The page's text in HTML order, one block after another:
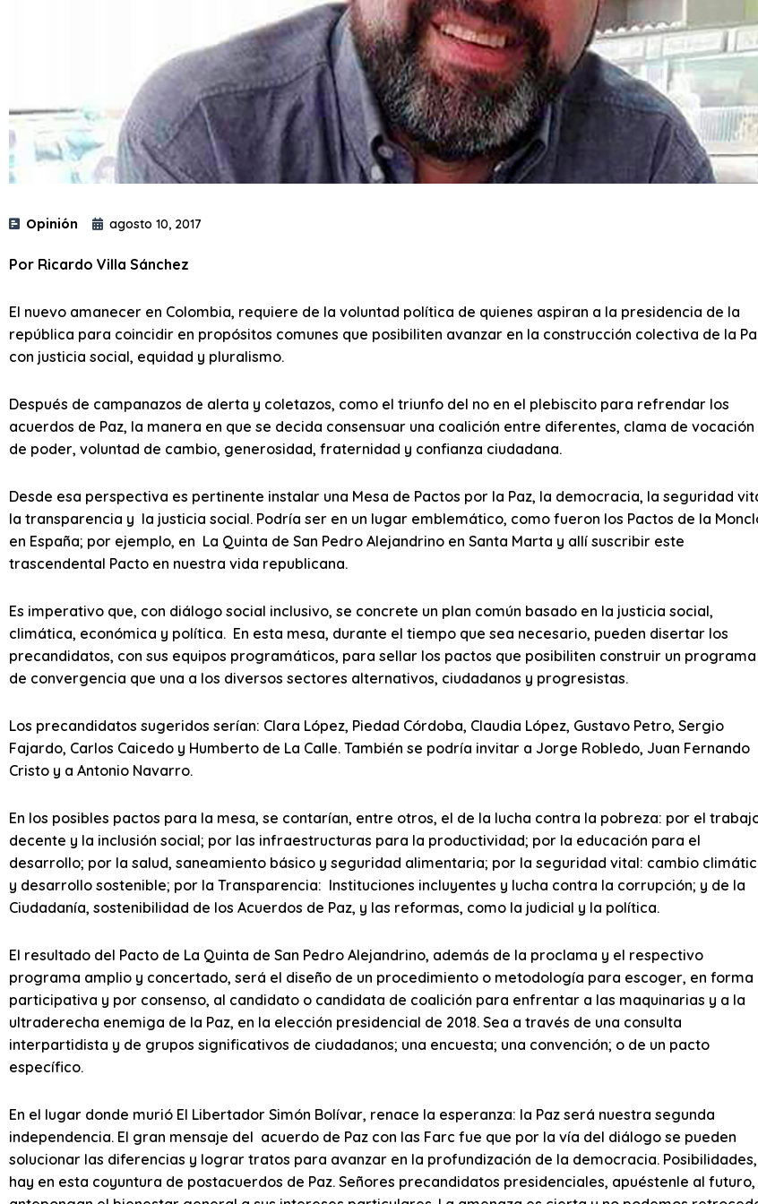
Opinión agosto 10, 2017
Por Ricardo Villa Sánchez
El nuevo amanecer en Colombia, requiere de la voluntad política de quienes aspiran a la presidencia de la
república para coincidir en propósitos comunes que posibiliten avanzar en la construcción colectiva de la
con justicia social, equidad y pluralismo.
Después de campanazos de alerta y coletazos, como el triunfo del no en el plebiscito para refrendar los
acuerdos de Paz, la manera en que se decida consensuar una coalición entre diferentes, clama de vocación
de poder, voluntad de cambio, generosidad, fraternidad y confianza ciudadana.
Desde esa perspectiva es pertinente instalar una Mesa de Pactos por la Paz, la democracia, la seguridad
la transparencia y la justicia social. Podría ser en un lugar emblemático, como fueron los Pactos de la
en España; por ejemplo, en La Quinta de San Pedro Alejandrino en Santa Marta y allí suscribir este
trascendental Pacto en nuestra vida republicana.
Es imperativo que, con diálogo social inclusivo, se concrete un plan común basado en la justicia social,
climática, económica y política. En esta mesa, durante el tiempo que sea necesario, pueden disertar los
precandidatos, con sus equipos programáticos, para sellar los pactos que posibiliten construir un programa
de convergencia que una a los diversos sectores alternativos, ciudadanos y progresistas.
Los precandidatos sugeridos serían: Clara López, Piedad Córdoba, Claudia López, Gustavo Petro, Sergio
Fajardo, Carlos Caicedo y Humberto de La Calle. También se podría invitar a Jorge Robledo, Juan Fernando
Cristo y a Antonio Navarro.
En los posibles pactos para la mesa, se contarían, entre otros, el de la lucha contra la pobreza: por el
decente y la inclusión social; por las infraestructuras para la productividad; por la educación para el
desarrollo; por la salud, saneamiento básico y seguridad alimentaria; por la seguridad vital: cambio
y desarrollo sostenible; por la Transparencia: Instituciones incluyentes y lucha contra la corrupción; y de la
Ciudadanía, sostenibilidad de los Acuerdos de Paz, y las reformas, como la judicial y la política.
El resultado del Pacto de La Quinta de San Pedro Alejandrino, además de la proclama y el respectivo
programa amplio y concertado, será el diseño de un procedimiento o metodología para escoger, en forma
participativa y por consenso, al candidato o candidata de coalición para enfrentar a las maquinarias y a la
ultraderecha enemiga de la Paz, en la elección presidencial de 2018. Sea a través de una consulta
interpartidista y de grupos significativos de ciudadanos; una encuesta; una convención; o de un pacto
específico.
En el lugar donde murió El Libertador Simón Bolívar, renace la esperanza: la Paz será nuestra segunda
independencia. El gran mensaje del acuerdo de Paz con las Farc fue que por la vía del diálogo se pueden
solucionar las diferencias y lograr tratos para avanzar en la profundización de la democracia. Posibilidades,
hay en esta coyuntura de postacuerdos de Paz. Señores precandidatos presidenciales, apuéstenle al futuro,